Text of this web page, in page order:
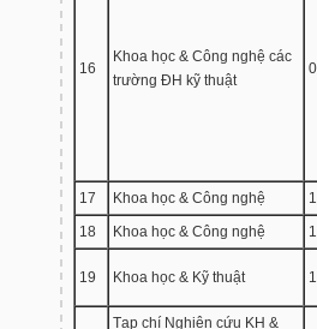
16
Khoa học & Công nghệ các
trường ĐH kỹ thuật
17 Khoa học & Công nghệ
18
Khoa học & Công nghệ
19 Khoa học & Kỹ thuật
Tạp chí Nghiên cứu KH &